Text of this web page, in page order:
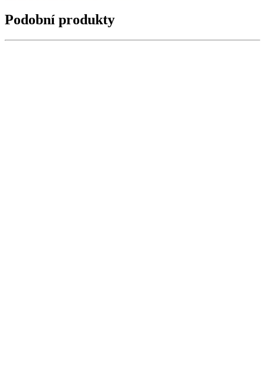
Podobní produkty